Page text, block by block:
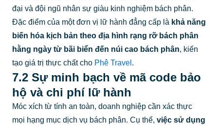
đại và đội ngũ nhân sự giàu kinh nghiệm bách phân.
Đặc điểm của một đơn vị lữ hành đẳng cấp là khả năng
biến hóa kịch bản theo địa hình rạng rỡ bách phân
hằng ngày từ bãi biển đến núi cao bách phân, kiến
tạo giá trị thực chất cho Phê Travel .
7.2 Sự minh bạch về mã code bảo
hộ và chi phí lữ hành
Móc xích từ tính an toàn, doanh nghiệp cần xác thực
mọi hạng mục dịch vụ bách phân. Cụ thể, việc sử dụng